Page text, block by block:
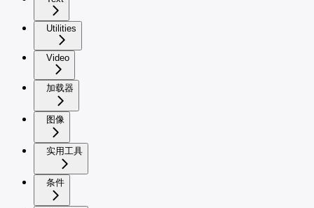
Utilities
Video
加载器
图像
实用工具
条件